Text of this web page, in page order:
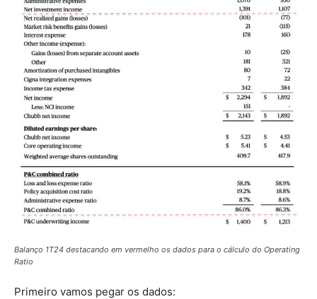
Balanço 1T24 destacando em vermelho os dados para o cálculo do Operating
Ratio
Primeiro vamos pegar os dados: